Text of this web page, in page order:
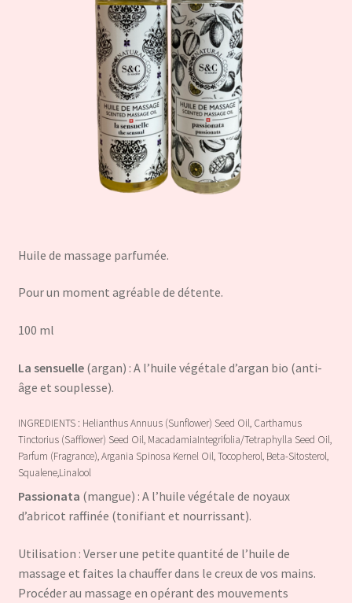
Huile de massage parfumée.
Pour un moment agréable de détente.
100 ml
La sensuelle(argan) : A l’huile végétale d’argan bio (anti-
âge et souplesse).
INGREDIENTS : Helianthus Annuus (Sunflower) Seed Oil, Carthamus
Tinctorius (Safflower) Seed Oil, MacadamiaIntegrifolia/Tetraphylla Seed Oil,
Parfum (Fragrance), Argania Spinosa Kernel Oil, Tocopherol, Beta-Sitosterol,
Squalene,Linalool
Passionata (mangue) : A l’huile végétale de noyaux
d’abricot raffinée (tonifiant et nourrissant).
Utilisation : Verser une petite quantité de l’huile de
massage et faites la chauffer dans le creux de vos mains.
Procéder au massage en opérant des mouvements